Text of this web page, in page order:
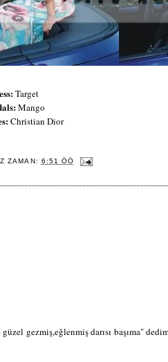
Target
Mango
Christian Dior
ZAMAN: 6:51 ÖÖ
gezmiş,eğlenmiş darısı başıma"